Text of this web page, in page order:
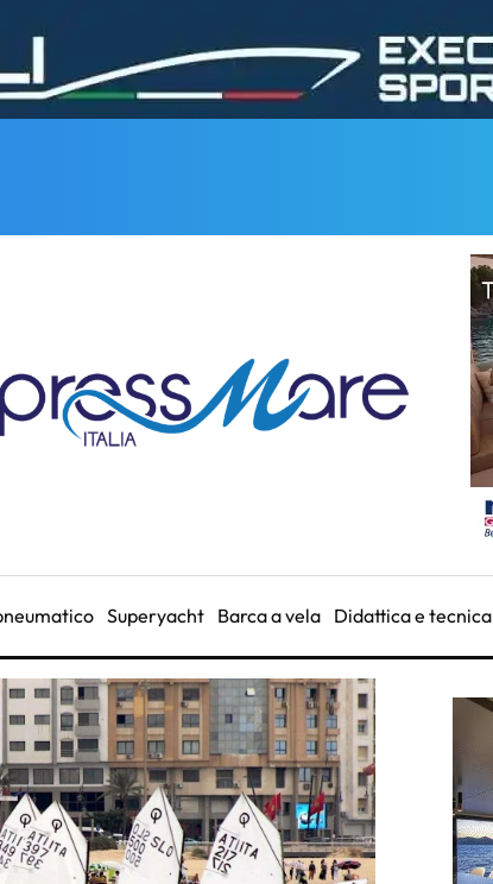
Superyacht Barca a vela Didattica e tecnica